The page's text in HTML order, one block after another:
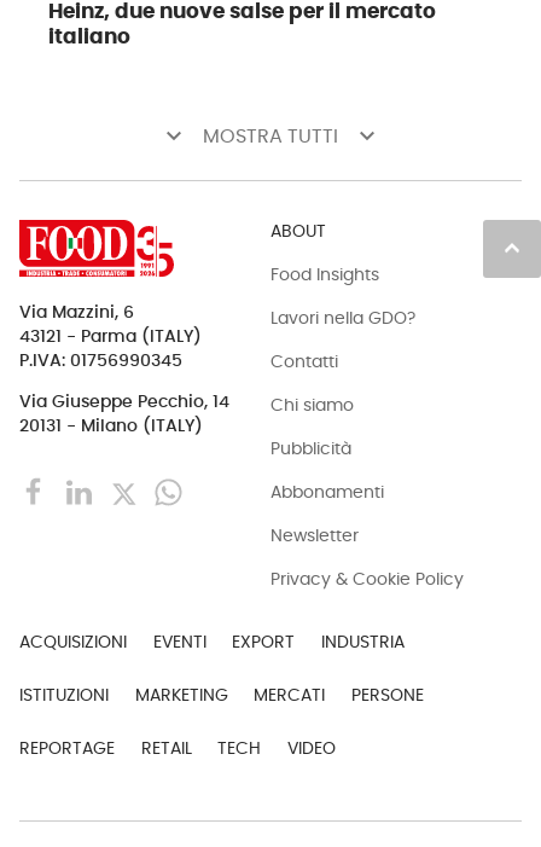
Heinz, due nuove salse per il mercato
italiano
keyboard_arrow_down MOSTRA TUTTI keyboard_arrow_down
keyboard_arrow_up
Via Mazzini, 6
43121 - Parma (ITALY)
P.IVA: 01756990345
Via Giuseppe Pecchio, 14
20131 - Milano (ITALY)
ABOUT
Food Insights
Lavori nella GDO?
Contatti
Chi siamo
Pubblicità
Abbonamenti
Newsletter
Privacy & Cookie Policy
ACQUISIZIONI EVENTI EXPORT INDUSTRIA
ISTITUZIONI MARKETING MERCATI PERSONE
REPORTAGE RETAIL TECH VIDEO